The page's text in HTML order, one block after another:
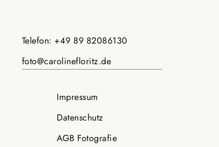
Telefon: +49 89 82086130
foto@carolinefloritz.de
Impressum
Datenschutz
AGB Fotografie